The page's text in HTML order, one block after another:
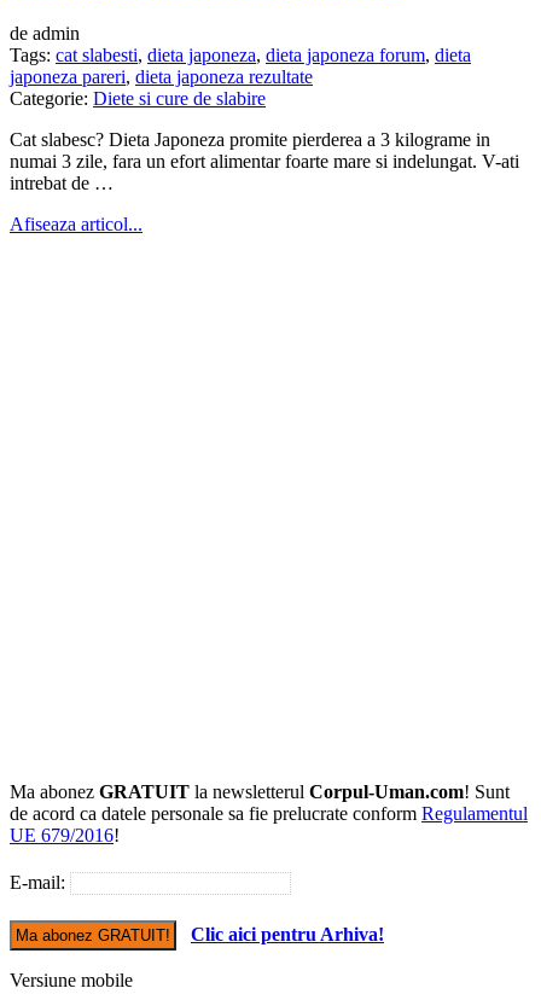
de admin
Tags: cat slabesti, dieta japoneza, dieta japoneza forum, dieta
japoneza pareri, dieta japoneza rezultate
Categorie: Diete si cure de slabire
Cat slabesc? Dieta Japoneza promite pierderea a 3 kilograme in
numai 3 zile, fara un efort alimentar foarte mare si indelungat. V-ati
intrebat de …
Afiseaza articol...
Ma abonez GRATUIT la newsletterul Corpul-Uman.com! Sunt
de acord ca datele personale sa fie prelucrate conform Regulamentul
UE 679/2016!
E-mail:
Clic aici pentru Arhiva!
Versiune mobile